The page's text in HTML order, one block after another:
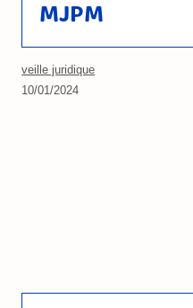
MJPM
veille juridique
10/01/2024